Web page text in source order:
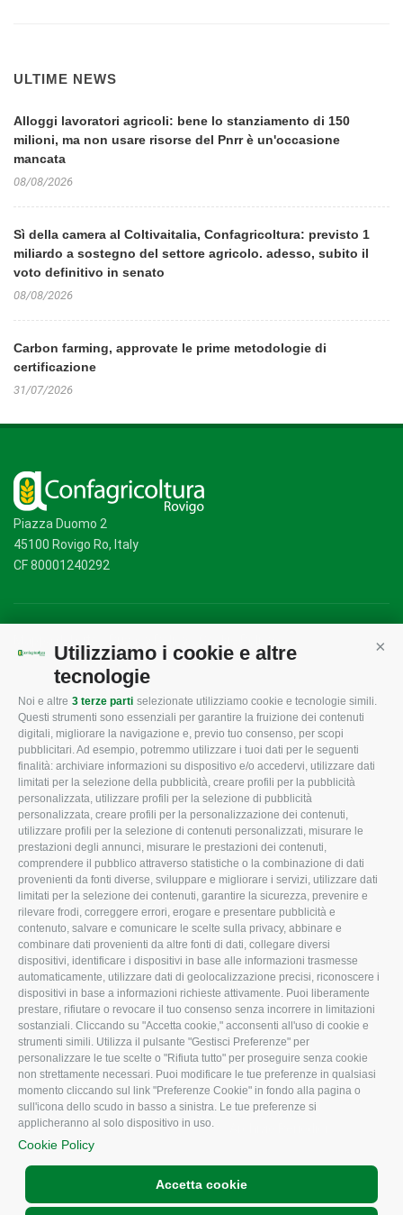
Utilizziamo i cookie e altre
tecnologie
Noi e altre 3 terze parti selezionate utilizziamo cookie e tecnologie simili.
Questi strumenti sono essenziali per garantire la fruizione dei contenuti
digitali, migliorare la navigazione e, previo tuo consenso, per scopi
pubblicitari. Ad esempio, potremmo utilizzare i tuoi dati per le seguenti
finalità: archiviare informazioni su dispositivo e/o accedervi, utilizzare dati
limitati per la selezione della pubblicità, creare profili per la pubblicità
personalizzata, utilizzare profili per la selezione di pubblicità
personalizzata, creare profili per la personalizzazione dei contenuti,
utilizzare profili per la selezione di contenuti personalizzati, misurare le
prestazioni degli annunci, misurare le prestazioni dei contenuti,
comprendere il pubblico attraverso statistiche o la combinazione di dati
provenienti da fonti diverse, sviluppare e migliorare i servizi, utilizzare dati
limitati per la selezione dei contenuti, garantire la sicurezza, prevenire e
rilevare frodi, correggere errori, erogare e presentare pubblicità e
contenuto, salvare e comunicare le scelte sulla privacy, abbinare e
combinare dati provenienti da altre fonti di dati, collegare diversi
dispositivi, identificare i dispositivi in base alle informazioni trasmesse
automaticamente, utilizzare dati di geolocalizzazione precisi, riconoscere i
dispositivi in base a informazioni richieste attivamente. Puoi liberamente
prestare, rifiutare o revocare il tuo consenso senza incorrere in limitazioni
sostanziali. Cliccando su "Accetta cookie," acconsenti all'uso di cookie e
strumenti simili. Utilizza il pulsante "Gestisci Preferenze" per
personalizzare le tue scelte o "Rifiuta tutto" per proseguire senza cookie
non strettamente necessari. Puoi modificare le tue preferenze in qualsiasi
momento cliccando sul link "Preferenze Cookie" in fondo alla pagina o
sull'icona dello scudo in basso a sinistra. Le tue preferenze si
applicheranno al solo dispositivo in uso.
Cookie Policy
Accetta cookie
ULTIME NEWS
Alloggi lavoratori agricoli: bene lo stanziamento di 150
milioni, ma non usare risorse del Pnrr è un'occasione
mancata
08/08/2026
Sì della camera al Coltivaitalia, Confagricoltura: previsto 1
miliardo a sostegno del settore agricolo. adesso, subito il
voto definitivo in senato
08/08/2026
Carbon farming, approvate le prime metodologie di
certificazione
31/07/2026
Piazza Duomo 2
45100 Rovigo Ro, Italy
CF 80001240292
CONFAGRICOLTURA
ROVIGO
L'Associazione
Missione e Progetto
Organigramma aziendale
I Nostri Servizi
Uffici della Sede
provinciale
Le Sedi di Zona
Agricoltori S.r.l.
Whistleblowing
Confagricoltura Rovigo e
Agricoltori srl
CONFAGRICOLTURA
INFORMA
Tecnico
Fiscale
Lavoro
Ambiente
Associazione
CONFAGRICOLTURA
ATTIVA
Notizie in evidenza
Eventi
Comunicati Stampa
Video
Iscrizione Newsletter
Newsletter